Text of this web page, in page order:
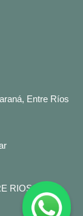
Entre Ríos
RIOS